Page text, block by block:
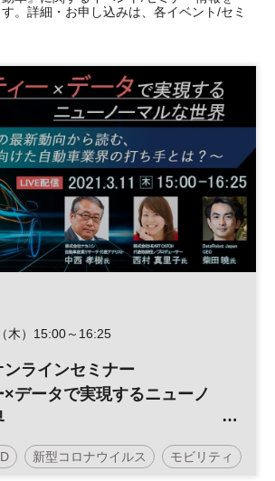
。詳細・お申し込みは、各イベント/セミ
木）15:00～16:25
ンラインセミナー
データで実現するニューノ
最新動向から読む、2030年
業界の打ち手とは？～
新型コロナウイルス モビリティ